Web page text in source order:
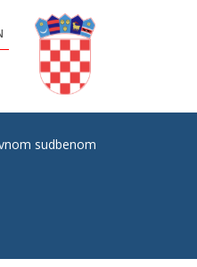
sudbenom vijeću, P. Z. br.